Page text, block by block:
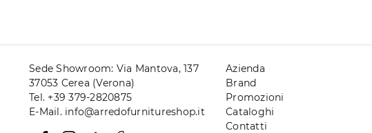
Sede Showroom: Via Mantova, 137
37053 Cerea (Verona)
Tel. +39 379-2820875
E-Mail. info@arredofurnitureshop.it
Azienda
Brand
Promozioni
Cataloghi
Contatti